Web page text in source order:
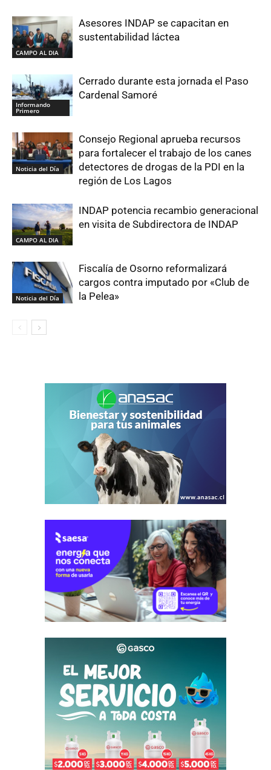
CAMPO AL DIA
Asesores INDAP se capacitan en
sustentabilidad láctea
Informando
Primero
Cerrado durante esta jornada el Paso
Cardenal Samoré
Noticia del Día
Consejo Regional aprueba recursos
para fortalecer el trabajo de los canes
detectores de drogas de la PDI en la
región de Los Lagos
CAMPO AL DIA
INDAP potencia recambio generacional
en visita de Subdirectora de INDAP
Noticia del Día
Fiscalía de Osorno reformalizará
cargos contra imputado por «Club de
la Pelea»